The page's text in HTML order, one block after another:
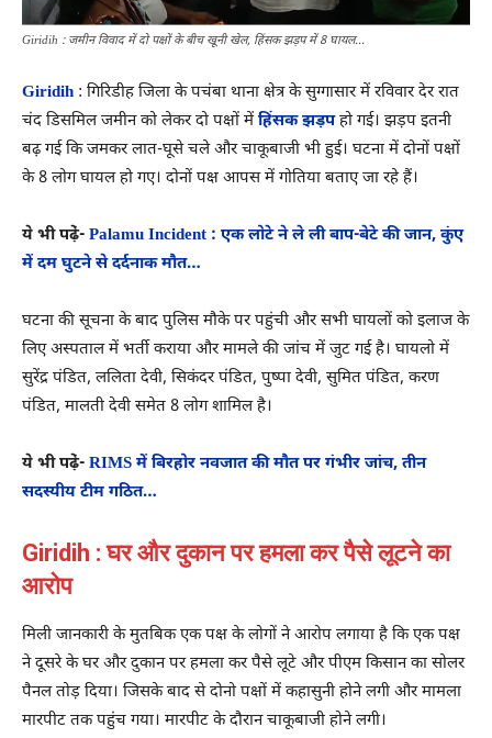
Giridih : जमीन विवाद में दो पक्षों के बीच खूनी खेल, हिंसक झड़प में 8 घायल...
Giridih : गिरिडीह जिला के पचंबा थाना क्षेत्र के सुग्गासार में रविवार देर रात
चंद डिसमिल जमीन को लेकर दो पक्षों मेंहिंसक झड़पहो गई। झड़प इतनी
बढ़ गई कि जमकर लात-घूसे चले और चाकूबाजी भी हुई। घटना में दोनों पक्षों
के 8 लोग घायल हो गए। दोनों पक्ष आपस में गोतिया बताए जा रहे हैं।
ये भी पढे़ं- Palamu Incident : एक लोटे ने ले ली बाप-बेटे की जान, कुंए
में दम घुटने से दर्दनाक मौत…
घटना की सूचना के बाद पुलिस मौके पर पहुंची और सभी घायलों को इलाज के
लिए अस्पताल में भर्ती कराया और मामले की जांच में जुट गई है। घायलो में
सुरेंद्र पंडित, ललिता देवी, सिकंदर पंडित, पुष्पा देवी, सुमित पंडित, करण
पंडित, मालती देवी समेत 8 लोग शामिल है।
ये भी पढे़ं- RIMS में बिरहोर नवजात की मौत पर गंभीर जांच, तीन
सदस्यीय टीम गठित…
Giridih : घर और दुकान पर हमला कर पैसे लूटने का
आरोप
मिली जानकारी के मुतबिक एक पक्ष के लोगों ने आरोप लगाया है कि एक पक्ष
ने दूसरे के घर और दुकान पर हमला कर पैसे लूटे और पीएम किसान का सोलर
पैनल तोड़ दिया। जिसके बाद से दोनो पक्षों में कहासुनी होने लगी और मामला
मारपीट तक पहुंच गया। मारपीट के दौरान चाकूबाजी होने लगी।